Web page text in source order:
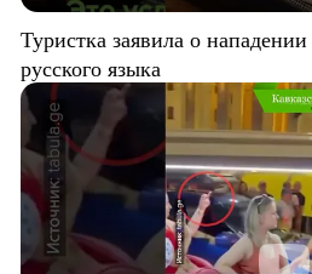
Туристка заявила о
русского языка